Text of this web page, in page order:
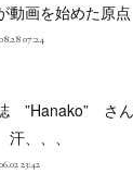
動画を始めた原点
07:24
”Hanako” さん
、、、
23:42